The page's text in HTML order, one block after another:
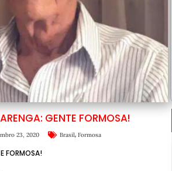
GENTE FORMOSA!
23, 2020 Brasil, Formosa
FORMOSA!